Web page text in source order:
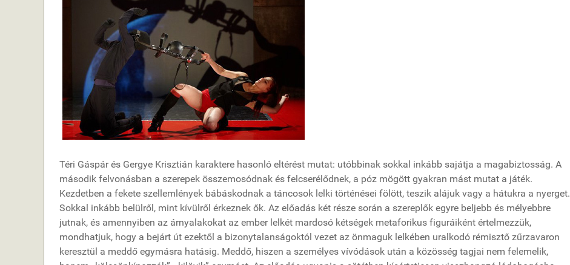
Téri Gáspár és Gergye Krisztián karaktere hasonló eltérést mutat: utóbbinak sokkal inkább sajátja a magabiztosság. A
második felvonásban a szerepek összemosódnak és felcserélődnek, a póz mögött gyakran mást mutat a játék.
Kezdetben a fekete szellemlények bábáskodnak a táncosok lelki történései fölött, teszik alájuk vagy a hátukra a nyerget.
Sokkal inkább belülről, mint kívülről érkeznek ők. Az előadás két része során a szereplők egyre beljebb és mélyebbre
jutnak, és amennyiben az árnyalakokat az ember lelkét mardosó kétségek metaforikus figuráiként értelmezzük,
mondhatjuk, hogy a bejárt út ezektől a bizonytalanságoktól vezet az önmaguk lelkében uralkodó rémisztő zűrzavaron
keresztül a meddő egymásra hatásig. Meddő, hiszen a személyes vívódások után a közösség tagjai nem felemelik,